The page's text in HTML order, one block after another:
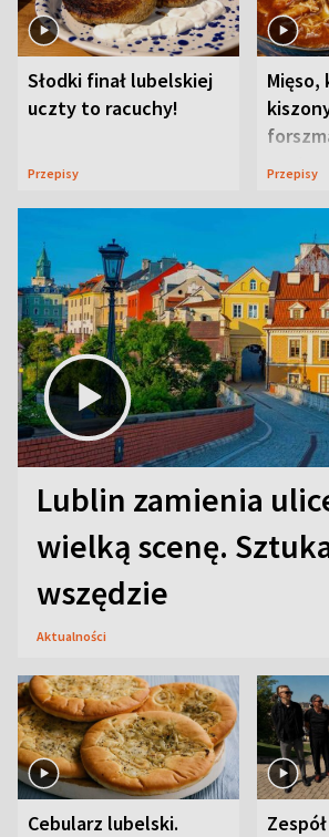
Słodki finał lubelskiej
uczty to racuchy!
Przepisy
Mięso,
uczta
Przepisy
Lublin zamienia
wielką scenę.
wszędzie
Aktualności
Cebularz lubelski.